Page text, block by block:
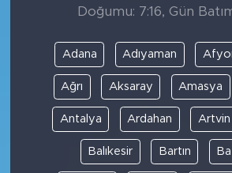
Doğumu: 7:16, Gün
Adana Adıyaman
Ağrı Aksaray Amasya
Antalya Ardahan Artvin
Balıkesir Bartın